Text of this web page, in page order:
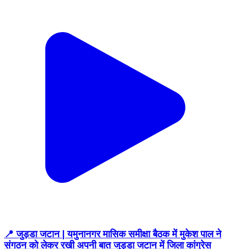
📍 जुड़डा जटान | यमुनानगर मासिक समीक्षा बैठक में मुकेश पाल ने
संगठन को लेकर रखी अपनी बात जुड़डा जटान में जिला कांग्रेस